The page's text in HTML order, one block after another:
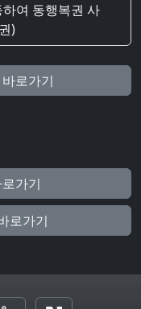
여 동행복권 사
)
로가기
가기
로가기